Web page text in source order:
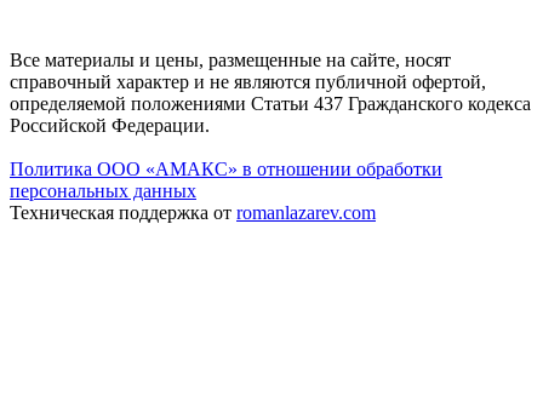
Все материалы и цены, размещенные на сайте, носят
справочный характер и не являются публичной офертой,
определяемой положениями Статьи 437 Гражданского кодекса
Российской Федерации.
Политика ООО «АМАКС» в отношении обработки
персональных данных
Техническая поддержка от romanlazarev.com